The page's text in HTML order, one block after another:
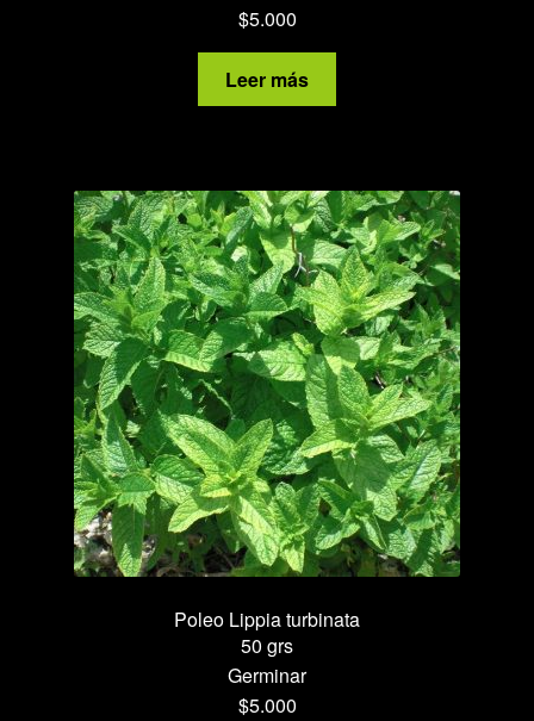
$5.000
Leer más
Poleo Lippia turbinata
50 grs
Germinar
$5.000